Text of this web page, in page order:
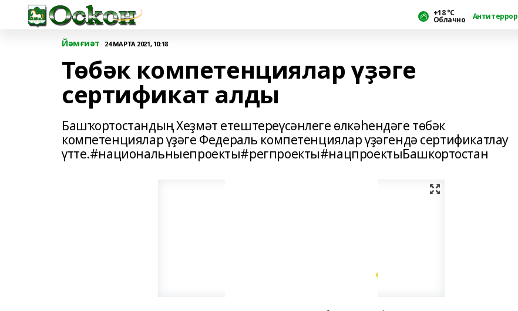
+18 °С
Облачно Антитеррор
Йәмғиәт 24 МАРТА 2021, 10:18
Төбәк компетенциялар үҙәге
сертификат алды
Башҡортостандың Хеҙмәт етештереүсәнлеге өлкәһендәге төбәк
компетенциялар үҙәге Федераль компетенциялар үҙәгендә сертификатлау
үтте.#национальныепроекты#регпроекты#нацпроектыБашкортостан